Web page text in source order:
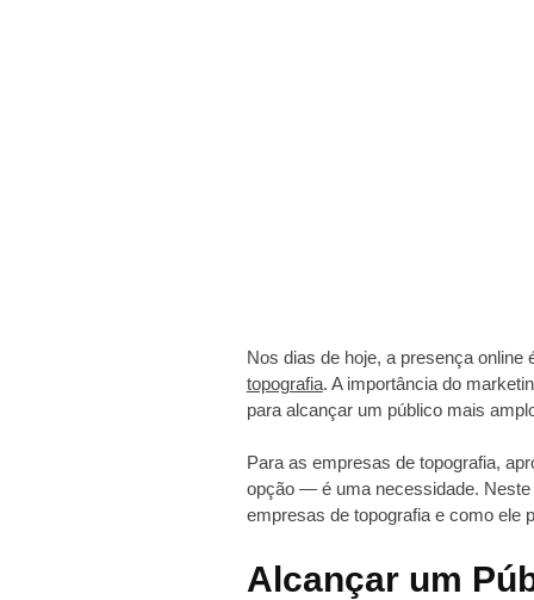
Nos dias de hoje, a presença
topografia. A importância do
para alcançar um público mais
Para as empresas de topografia,
opção — é uma necessidade. Neste
empresas de topografia e como ele
Alcançar um